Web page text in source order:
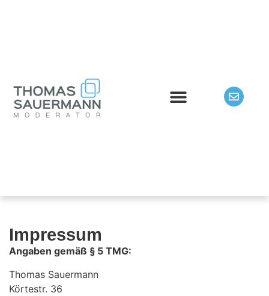
Impressum
Angaben gemäß § 5 TMG:
Thomas Sauermann
Körtestr. 36